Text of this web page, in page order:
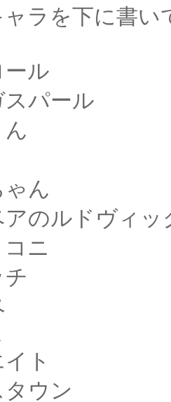
ラを下に書い
ール
スパール
ん
アのルドヴィッ
ニ
ト
ウン